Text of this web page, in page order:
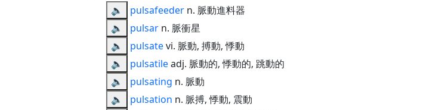
🔈 pulsafeeder n. 脈動進料器
🔈
pulsar n. 脈衝星
🔈
pulsatevi. 脈動, 搏動, 悸動
🔈
pulsatileadj. 脈動的, 悸動的, 跳動的
🔈
pulsating n. 脈動
🔈
pulsation n. 脈搏, 悸動, 震動